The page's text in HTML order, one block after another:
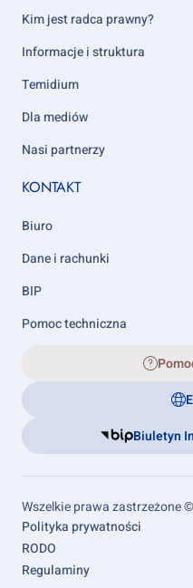
5
Kim jest radca prawny?
Informacje i struktura
Temidium
Dla mediów
Nasi partnerzy
KONTAKT
Biuro
Dane i rachunki
BIP
Pomoc techniczna
Biuletyn
Wszelkie prawa zastrzeżone
Footer
links
Polityka prywatności
RODO
Regulaminy